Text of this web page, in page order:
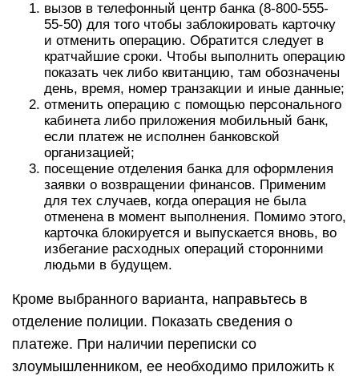
вызов в телефонный центр банка (8-800-555-
55-50) для того чтобы заблокировать карточку
и отменить операцию. Обратится следует в
кратчайшие сроки. Чтобы выполнить операцию
показать чек либо квитанцию, там обозначены
день, время, номер транзакции и иные данные;
отменить операцию с помощью персонального
кабинета либо приложения мобильный банк,
если платеж не исполнен банковской
организацией;
посещение отделения банка для оформления
заявки о возвращении финансов. Применим
для тех случаев, когда операция не была
отменена в момент выполнения. Помимо этого,
карточка блокируется и выпускается вновь, во
избегание расходных операций сторонними
людьми в будущем.
Кроме выбранного варианта, направьтесь в
отделение полиции. Показать сведения о
платеже. При наличии переписки со
злоумышленником, ее необходимо приложить к